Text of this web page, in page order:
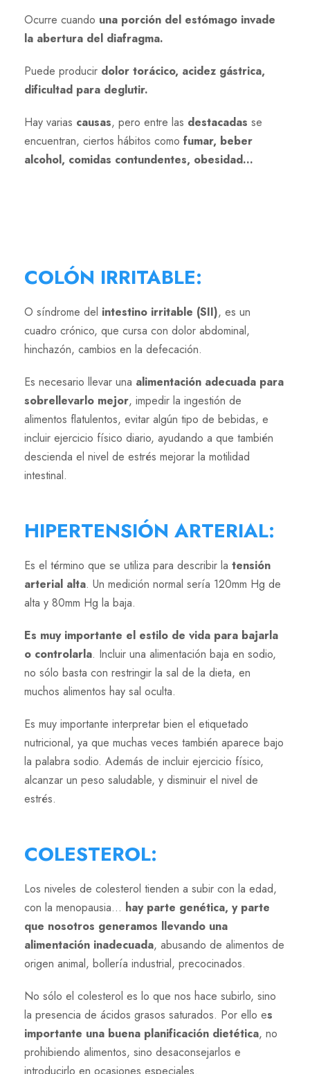
Ocurre cuando una porción del estómago invade
la abertura del diafragma.
Puede producir dolor torácico, acidez gástrica,
dificultad para deglutir.
Hay varias causas, pero entre las destacadas se
encuentran, ciertos hábitos como fumar, beber
alcohol, comidas contundentes, obesidad…
COLÓN IRRITABLE:
O síndrome del intestino irritable (SII), es un
cuadro crónico, que cursa con dolor abdominal,
hinchazón, cambios en la defecación.
Es necesario llevar una alimentación adecuada para
sobrellevarlo mejor, impedir la ingestión de
alimentos flatulentos, evitar algún tipo de bebidas, e
incluir ejercicio físico diario, ayudando a que también
descienda el nivel de estrés mejorar la motilidad
intestinal.
HIPERTENSIÓN ARTERIAL:
Es el término que se utiliza para describir la tensión
arterial alta. Un medición normal sería 120mm Hg de
alta y 80mm Hg la baja.
Es muy importante el estilo de vida para bajarla
o controlarla. Incluir una alimentación baja en sodio,
no sólo basta con restringir la sal de la dieta, en
muchos alimentos hay sal oculta.
Es muy importante interpretar bien el etiquetado
nutricional, ya que muchas veces también aparece bajo
la palabra sodio. Además de incluir ejercicio físico,
alcanzar un peso saludable, y disminuir el nivel de
estrés.
COLESTEROL:
Los niveles de colesterol tienden a subir con la edad,
con la menopausia… hay parte genética, y parte
que nosotros generamos llevando una
alimentación inadecuada, abusando de alimentos de
origen animal, bollería industrial, precocinados.
No sólo el colesterol es lo que nos hace subirlo, sino
la presencia de ácidos grasos saturados. Por ello es
importante una buena planificación dietética, no
prohibiendo alimentos, sino desaconsejarlos e